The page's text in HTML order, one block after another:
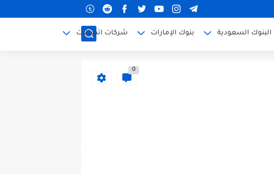
البنوك السعودية بنوك الإمارات شركات اتصالات
0